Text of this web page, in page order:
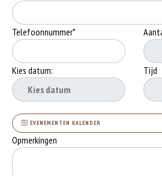
Telefoonnummer*
Kies datum: Tijd
EVENEMENTEN KALENDER
Opmerkingen